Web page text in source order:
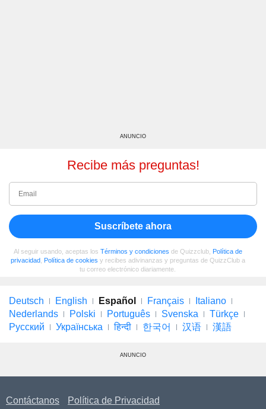
ANUNCIO
Recibe más preguntas!
Suscríbete ahora
Al seguir usando, aceptas los Términos y condiciones de Quizzclub, Política de
privacidad, Política de cookies y recibes adivinanzas y preguntas de QuizzClub a
tu correo electrónico diariamente.
Deutsch English Español Français
Italiano
Nederlands
Polski Português Svenska
Türkçe
Русский
Українська हिन्दी 한국어 汉语 漢語
ANUNCIO
Contáctanos
Política de Privacidad